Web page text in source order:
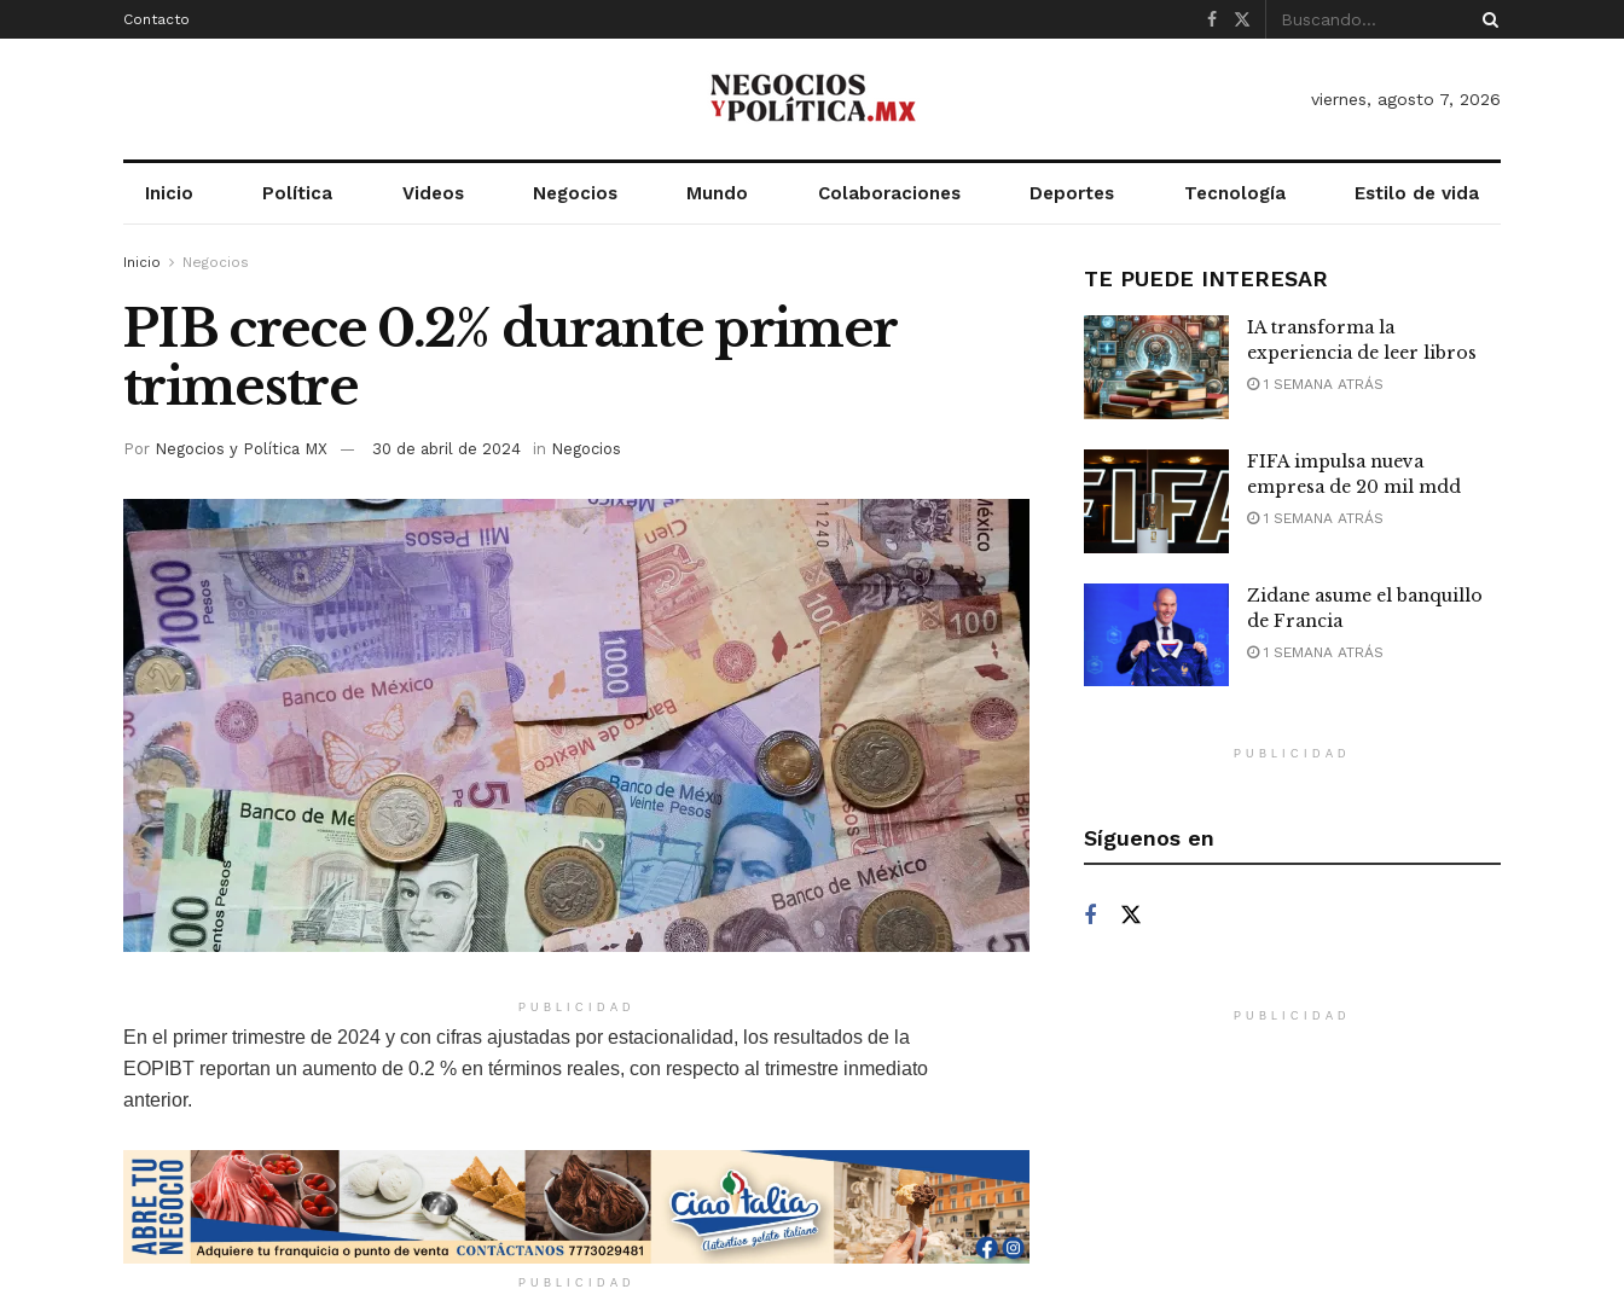
Contacto
viernes, agosto 7, 2026
Inicio Política Videos Negocios Mundo Colaboraciones Deportes Tecnología Estilo de vida
Inicio Negocios
PIB crece 0.2% durante primer
trimestre
Por Negocios y Política MX 30 de abril de 2024 in Negocios
PUBLICIDAD
En el primer trimestre de 2024 y con cifras ajustadas por estacionalidad, los resultados de la
EOPIBT reportan un aumento de 0.2 % en términos reales, con respecto al trimestre inmediato
anterior.
PUBLICIDAD
TE PUEDE INTERESAR
IA transforma la
experiencia de leer libros
1 SEMANA ATRÁS
FIFA impulsa nueva
empresa de 20 mil mdd
1 SEMANA ATRÁS
Zidane asume el banquillo
de Francia
1 SEMANA ATRÁS
PUBLICIDAD
Síguenos en
PUBLICIDAD